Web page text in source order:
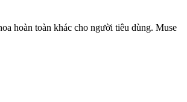
hoàn toàn khác cho người tiêu dùng. Muse